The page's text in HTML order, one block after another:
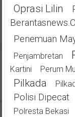
Oprasi Lilin
Penemuan
Penjambretan
Kartini
Perum
Pilkada
Polisi Dipecat
Polresta Bekasi